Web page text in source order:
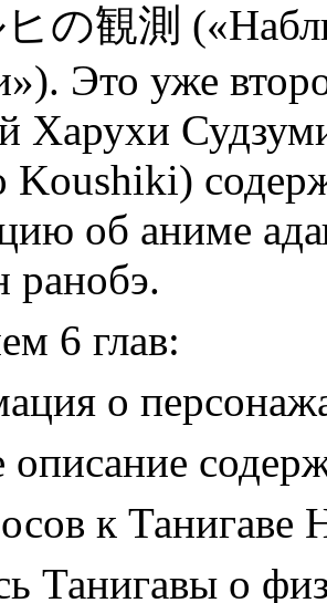
の観測
Это уже
Харухи
Koushiki)
об аниме
ранобэ.
6 глав:
о
описание
к
Танигавы о